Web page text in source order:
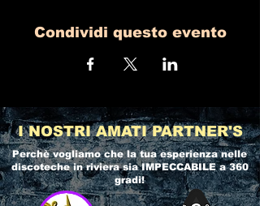
Condividi questo evento
I NOSTRI AMATI PARTNER'S
Perchè vogliamo che la tua esperienza nelle
discoteche in rivierasia IMPECCABILE a 360
gradi!